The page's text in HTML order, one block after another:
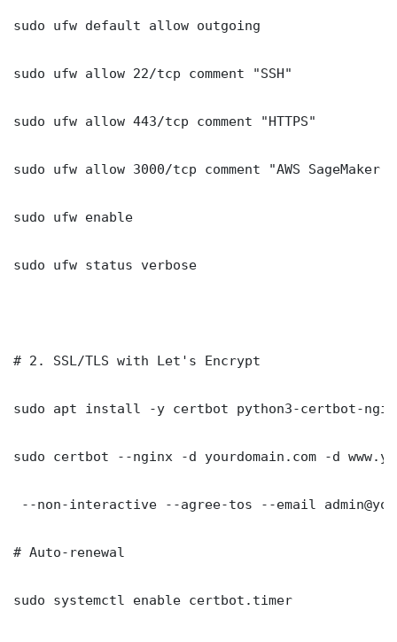
sudo ufw default allow outgoing
sudo ufw allow 22/tcp comment "SSH"
sudo ufw allow 443/tcp comment "HTTPS"
sudo ufw allow 3000/tcp comment "AWS SageMaker
sudo ufw enable
sudo ufw status verbose
# 2. SSL/TLS with Let's Encrypt
sudo apt install -y certbot python3-certbot-
sudo certbot --nginx -d yourdomain.com -d
--non-interactive --agree-tos --email
# Auto-renewal
sudo systemctl enable certbot.timer